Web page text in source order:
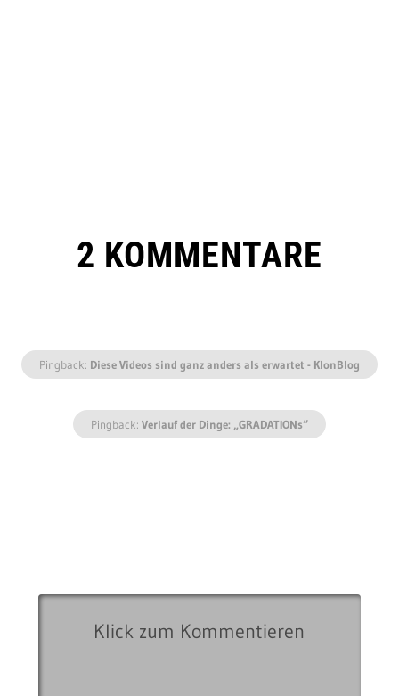
2 KOMMENTARE
Pingback: Diese Videos sind ganz anders als erwartet - KlonBlog
Pingback: Verlauf der Dinge: „GRADATIONs“